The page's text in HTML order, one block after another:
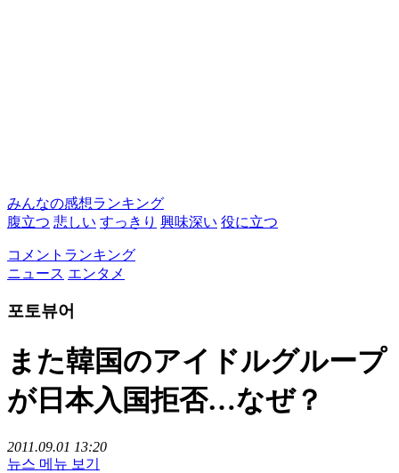
みんなの感想ランキング
腹立つ 悲しい すっきり 興味深い 役に立つ
コメントランキング
ニュース エンタメ
포토뷰어
また韓国のアイドルグループ
が日本入国拒否…なぜ？
2011.09.01 13:20
뉴스 메뉴 보기